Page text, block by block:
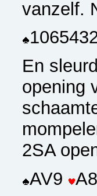
vanzelf.
En
opening
2SA
AV9